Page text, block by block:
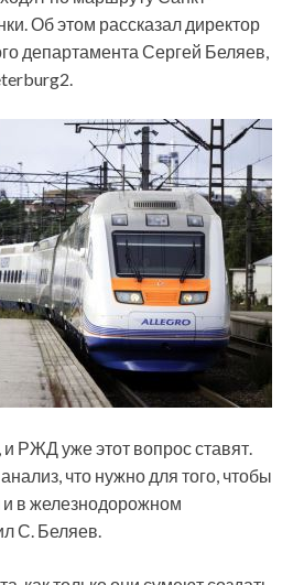
Об этом рассказал директор
департамента Сергей Беляев,
РЖД уже этот вопрос ставят.
что нужно для того, чтобы
в железнодорожном
С. Беляев.